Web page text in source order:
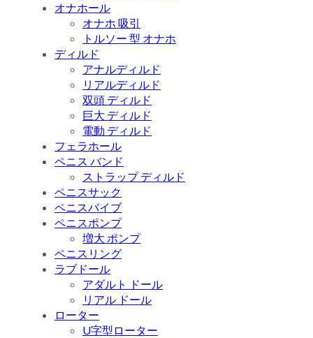
オナホール
オナホ 吸引
トルソー 型 オナホ
ディルド
アナルディルド
リアルディルド
双頭 ディルド
巨大 ディルド
電動 ディルド
フェラホール
ペニス バンド
ストラップ ディルド
ペニスサック
ペニスバイブ
ペニスポンプ
増大 ポンプ
ペニスリング
ラブドール
アダルト ドール
リアル ドール
ローター
U字型ローター